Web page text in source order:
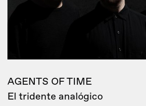
AGENTS OF TIME
El tridente analógico